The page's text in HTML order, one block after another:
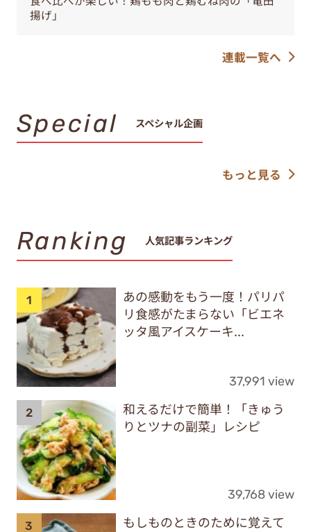
揚げ」
連載一覧へ
Special スペシャル企画
もっと見る
Ranking 人気記事ランキング
あの感動をもう一度！パリパ
リ食感がたまらない「ビエネ
ッタ風アイスケーキ...
37,991 view
和えるだけで簡単！「きゅう
りとツナの副菜」レシピ
39,768 view
もしものときのために覚えて